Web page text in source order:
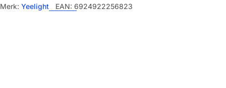
Merk: Yeelight EAN: 6924922256823